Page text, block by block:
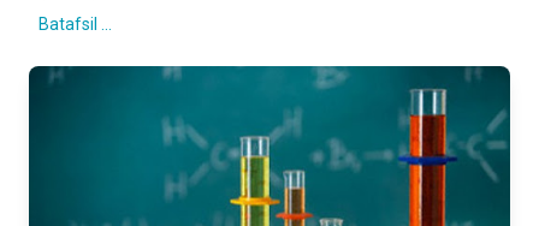
Batafsil ...